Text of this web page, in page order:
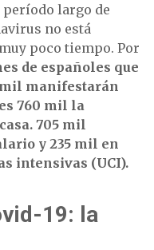
período largo de
no está
poco tiempo. Por
de españoles que
manifestarán
760 mil la
705 mil
y 235 mil en
intensivas (UCI).
19: la